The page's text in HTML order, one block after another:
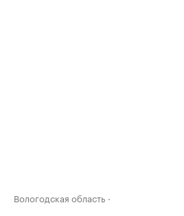
Вологодская область